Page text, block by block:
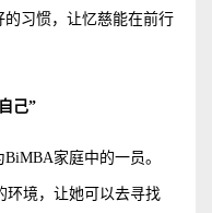
的习惯，让忆慈能在前行
己”
家庭中的一员。
环境，让她可以去寻找